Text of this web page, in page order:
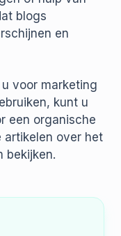
blogs
en
voor marketing
kunt u
een organische
artikelen over het
bekijken.